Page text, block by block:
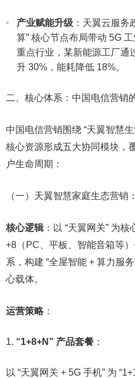
产业赋能升级 ：天翼云服务
算” 核心节点布局带动 5G
重点行业，某新能源工厂通
升 30%，能耗降低 18%。​
二、核心体系：中国电信营销
中国电信营销围绕 “天翼智慧
核心资源形成五大协同模块，
户生命周期：​
（一）天翼智慧家庭生态营销
核心逻辑：以 “天翼网关” 为核
+8（PC、平板、智能音箱等
系，构建 “全屋智能 + 算力服
心载体。​
运营策略：​
“1+8+N” 产品套餐 ：​
以 “天翼网关 + 5G 手机” 为